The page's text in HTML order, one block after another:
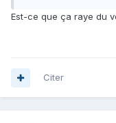
Est-ce que ça raye du
Citer